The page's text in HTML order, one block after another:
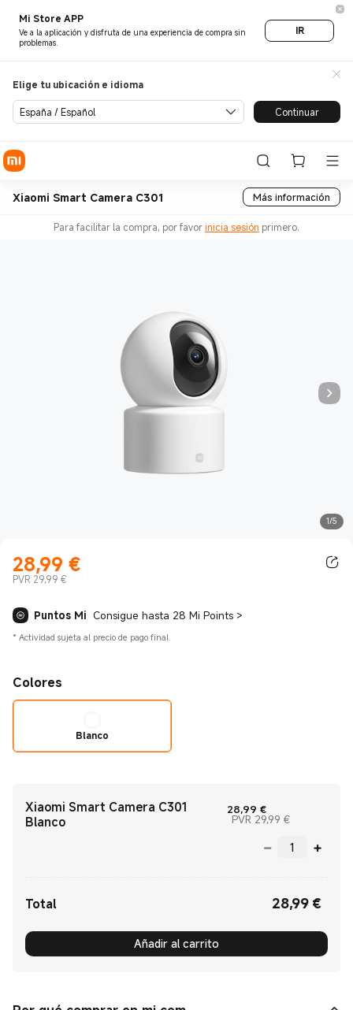
Mi Store APP
Ve a la aplicación y disfruta de una experiencia de compra sin
problemas.
IR
Elige tu ubicación e idioma
España / Español Continuar
Xiaomi Smart Camera C301 Más información
Para facilitar la compra, por favorinicia sesión primero.
1/5
28,99 €
Current Price €28.99
PVR 29,99 €
Puntos Mi Consigue hasta 28 Mi Points >
* Actividad sujeta al precio de pago final.
Colores
Blanco
Xiaomi Smart Camera C301
Blanco
28,99 €Current Price
PVR 29,99 €Precio de
Total 28,99 €
Añadir al carrito